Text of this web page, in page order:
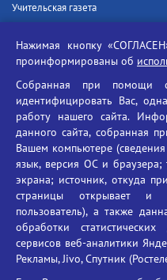
Учительская газета
Единый портал государственных
Противодействие угрозам
Социальные ролики - Генеральная
Противодействие коррупции
БГУ против наркотиков
Брянский
имени
Время
E-mail:
Телефон:
Нажимая кнопку
проинформированы об
Собранная при помощи
идентифицировать Вас,
работу нашего сайта.
данного сайта, собранная
Вашем компьютере
язык, версия ОС и браузера;
экрана; источник, откуда
страницы открывает
пользователь), а также
обработки
сервисов веб-аналитики
Рекламы, Jivo, Спутник